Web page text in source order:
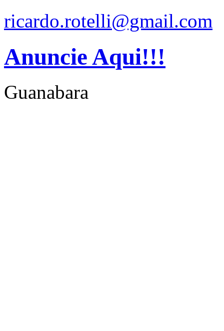
ricardo.rotelli@gmail.com
Anuncie Aqui!!!
Guanabara